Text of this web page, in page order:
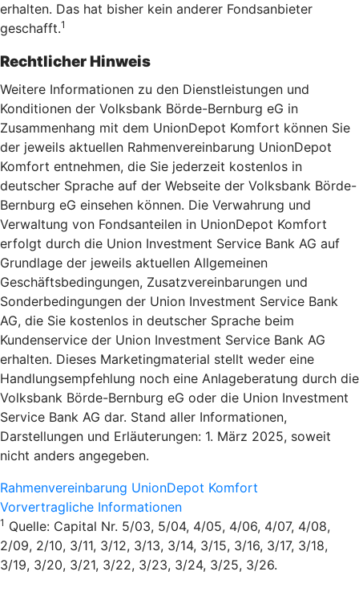
erhalten. Das hat bisher kein anderer Fondsanbieter
geschafft.1
Rechtlicher Hinweis
Weitere Informationen zu den Dienstleistungen und
Konditionen der Volksbank Börde-Bernburg eG in
Zusammenhang mit dem UnionDepot Komfort können Sie
der jeweils aktuellen Rahmenvereinbarung UnionDepot
Komfort entnehmen, die Sie jederzeit kostenlos in
deutscher Sprache auf der Webseite der Volksbank Börde-
Bernburg eG einsehen können. Die Verwahrung und
Verwaltung von Fondsanteilen in UnionDepot Komfort
erfolgt durch die Union Investment Service Bank AG auf
Grundlage der jeweils aktuellen Allgemeinen
Geschäftsbedingungen, Zusatzvereinbarungen und
Sonderbedingungen der Union Investment Service Bank
AG, die Sie kostenlos in deutscher Sprache beim
Kundenservice der Union Investment Service Bank AG
erhalten. Dieses Marketingmaterial stellt weder eine
Handlungsempfehlung noch eine Anlageberatung durch die
Volksbank Börde-Bernburg eG oder die Union Investment
Service Bank AG dar. Stand aller Informationen,
Darstellungen und Erläuterungen: 1. März 2025, soweit
nicht anders angegeben.
Rahmenvereinbarung UnionDepot Komfort
Vorvertragliche Informationen
1 Quelle: Capital Nr. 5/03, 5/04, 4/05, 4/06, 4/07, 4/08,
2/09, 2/10, 3/11, 3/12, 3/13, 3/14, 3/15, 3/16, 3/17, 3/18,
3/19, 3/20, 3/21, 3/22, 3/23, 3/24, 3/25, 3/26.